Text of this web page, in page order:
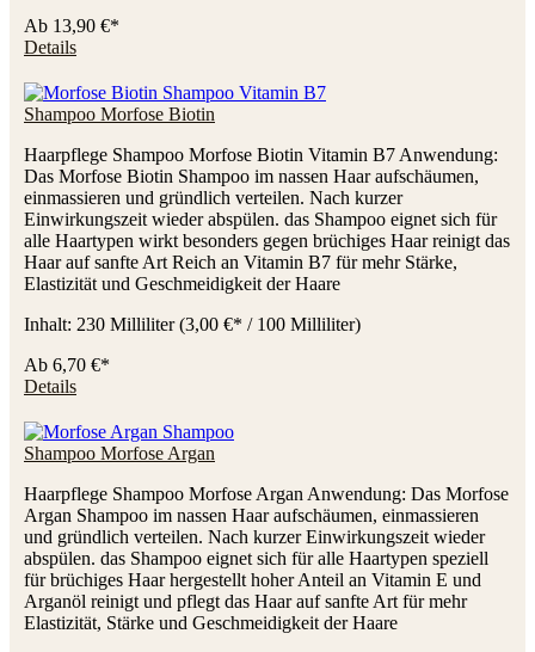
Ab 13,90 €*
Details
Shampoo Morfose Biotin
Haarpflege Shampoo Morfose Biotin Vitamin B7 Anwendung:
Das Morfose Biotin Shampoo im nassen Haar aufschäumen,
einmassieren und gründlich verteilen. Nach kurzer
Einwirkungszeit wieder abspülen. das Shampoo eignet sich für
alle Haartypen wirkt besonders gegen brüchiges Haar reinigt das
Haar auf sanfte Art Reich an Vitamin B7 für mehr Stärke,
Elastizität und Geschmeidigkeit der Haare
Inhalt: 230 Milliliter(3,00 €* / 100 Milliliter)
Ab 6,70 €*
Details
Shampoo Morfose Argan
Haarpflege Shampoo Morfose Argan Anwendung: Das Morfose
Argan Shampoo im nassen Haar aufschäumen, einmassieren
und gründlich verteilen. Nach kurzer Einwirkungszeit wieder
abspülen. das Shampoo eignet sich für alle Haartypen speziell
für brüchiges Haar hergestellt hoher Anteil an Vitamin E und
Arganöl reinigt und pflegt das Haar auf sanfte Art für mehr
Elastizität, Stärke und Geschmeidigkeit der Haare